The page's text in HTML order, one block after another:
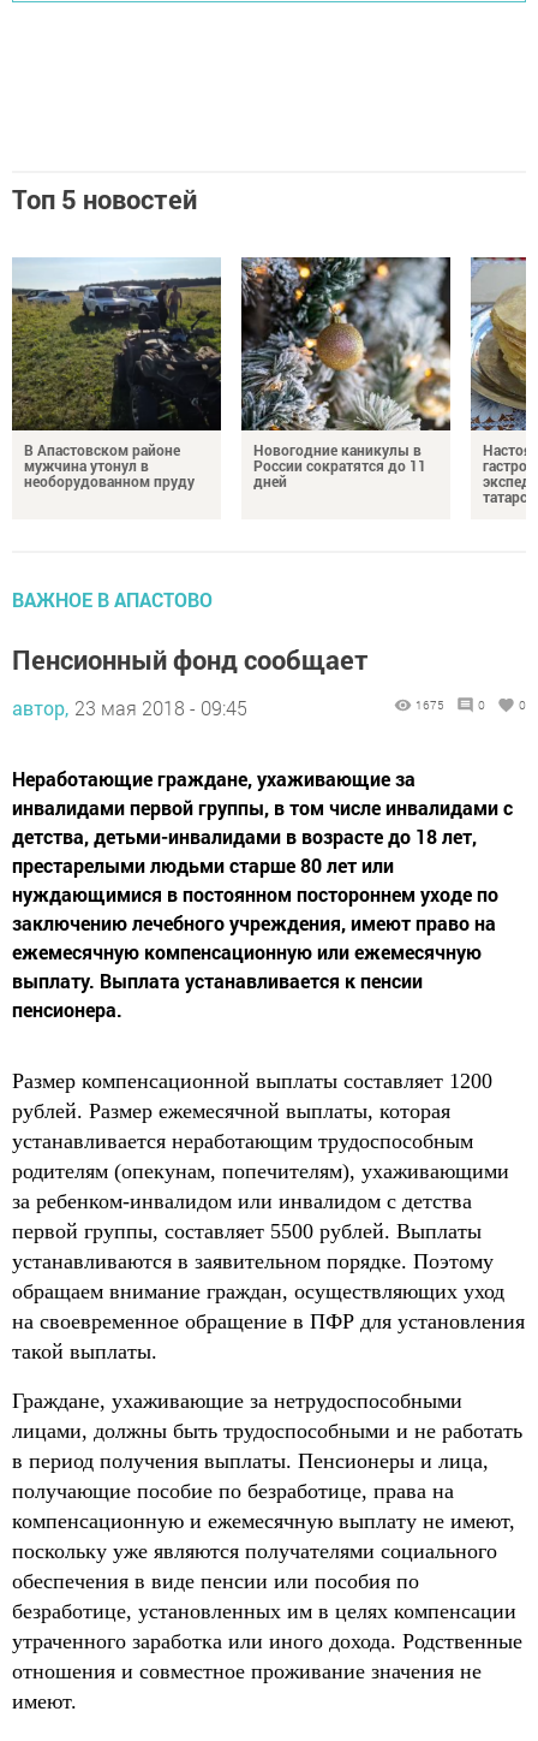
Топ 5 новостей
В Апастовском районе
мужчина утонул в
необорудованном пруду
Новогодние каникулы в
России сократятся до 11
дней
ВАЖНОЕ В АПАСТОВО
Пенсионный фонд сообщает
автор, 23 мая 2018 - 09:45 1675 0 0
Неработающие граждане, ухаживающие за
инвалидами первой группы, в том числе инвалидами с
детства, детьми-инвалидами в возрасте до 18 лет,
престарелыми людьми старше 80 лет или
нуждающимися в постоянном постороннем уходе по
заключению лечебного учреждения, имеют право на
ежемесячную компенсационную или ежемесячную
выплату. Выплата устанавливается к пенсии
пенсионера.
Размер компенсационной выплаты составляет 1200
рублей. Размер ежемесячной выплаты, которая
устанавливается неработающим трудоспособным
родителям (опекунам, попечителям), ухаживающими
за ребенком-инвалидом или инвалидом с детства
первой группы, составляет 5500 рублей. Выплаты
устанавливаются в заявительном порядке. Поэтому
обращаем внимание граждан, осуществляющих уход
на своевременное обращение в ПФР для установления
такой выплаты.
Граждане, ухаживающие за нетрудоспособными
лицами, должны быть трудоспособными и не работать
в период получения выплаты. Пенсионеры и лица,
получающие пособие по безработице, права на
компенсационную и ежемесячную выплату не имеют,
поскольку уже являются получателями социального
обеспечения в виде пенсии или пособия по
безработице, установленных им в целях компенсации
утраченного заработка или иного дохода. Родственные
отношения и совместное проживание значения не
имеют.